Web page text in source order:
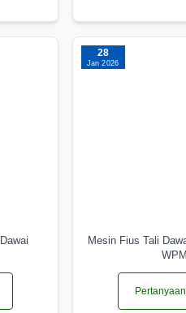
28
Jan 2026
Mesin Fius Tali